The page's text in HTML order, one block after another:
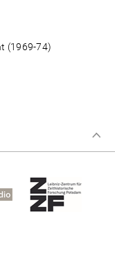
(1969-74)